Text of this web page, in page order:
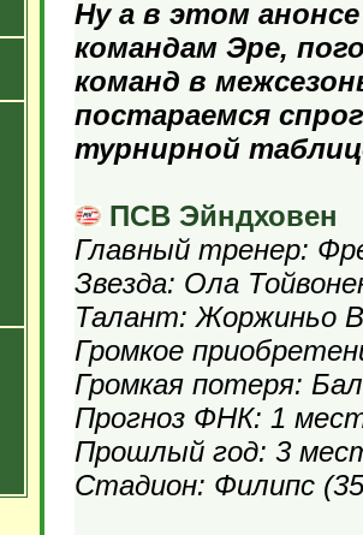
Ну а в этом
командам Эре,
команд в
постараемся
турнирной
ПСВ Эйндховен
Главный тренер:
Звезда: Ола
Талант: Жоржиньо
Громкое
Громкая потеря:
Прогноз ФНК: 1
Прошлый год: 3
Стадион: Филипс